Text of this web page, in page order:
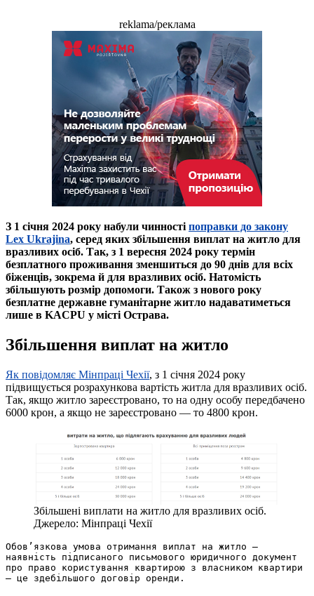
reklama/реклама
З 1 січня 2024 року набули чинності поправки до закону
Lex Ukrajina, серед яких збільшення виплат на житло для
вразливих осіб. Так, з 1 вересня 2024 року термін
безплатного проживання зменшиться до 90 днів для всіх
біженців, зокрема й для вразливих осіб. Натомість
збільшують розмір допомоги. Також з нового року
безплатне державне гуманітарне житло надаватиметься
лише в KACPU у місті Острава.
Збільшення виплат на житло
Як повідомляє Мінпраці Чехії, з 1 січня 2024 року
підвищується розрахункова вартість житла для вразливих осіб.
Так, якщо житло зареєстровано, то на одну особу передбачено
6000 крон, а якщо не зареєстровано — то 4800 крон.
Збільшені виплати на житло для вразливих осіб.
Джерело: Мінпраці Чехії
Обов’язкова умова отримання виплат на житло —
наявність підписаного письмового юридичного документ
про право користування квартирою з власником квартири
— це здебільшого договір оренди.